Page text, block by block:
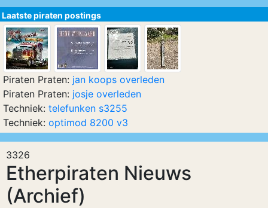
3326
Etherpiraten Nieuws
(Archief)
Laatste piraten postings
Piraten Praten: jan koops overleden
Piraten Praten: josje overleden
Techniek: telefunken s3255
Techniek: optimod 8200 v3